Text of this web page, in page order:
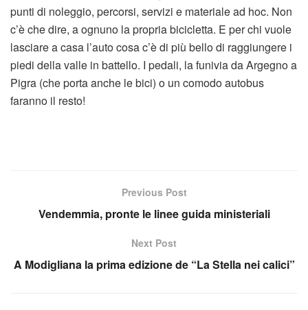
punti di noleggio, percorsi, servizi e materiale ad hoc. Non
c’è che dire, a ognuno la propria bicicletta. E per chi vuole
lasciare a casa l’auto cosa c’è di più bello di raggiungere i
piedi della valle in battello. I pedali, la funivia da Argegno a
Pigra (che porta anche le bici) o un comodo autobus
faranno il resto!
Previous Post
Vendemmia, pronte le linee guida ministeriali
Next Post
A Modigliana la prima edizione de “La Stella nei calici”